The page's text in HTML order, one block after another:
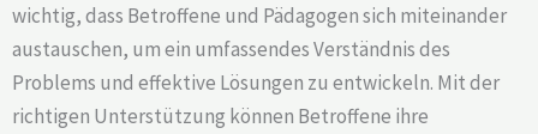
wichtig, dass Betroffene und Pädagogen sich miteinander
austauschen, um ein umfassendes Verständnis des
Problems und effektive Lösungen zu entwickeln. Mit der
richtigen Unterstützung können Betroffene ihre